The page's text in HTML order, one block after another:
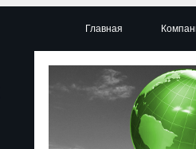
Главная